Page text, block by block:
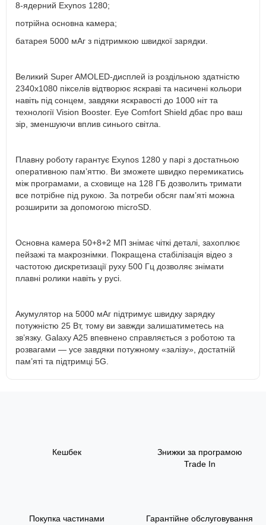
8-ядерний Exynos 1280;
потрійна основна камера;
батарея 5000 мАг з підтримкою швидкої зарядки.
Великий Super AMOLED-дисплей із роздільною здатністю
2340х1080 пікселів відтворює яскраві та насичені кольори
навіть під сонцем, завдяки яскравості до 1000 ніт та
технології Vision Booster. Eye Comfort Shield дбає про ваш
зір, зменшуючи вплив синього світла.
Плавну роботу гарантує Exynos 1280 у парі з достатньою
оперативною пам’яттю. Ви зможете швидко перемикатись
між програмами, а сховище на 128 ГБ дозволить тримати
все потрібне під рукою. За потреби обсяг пам’яті можна
розширити за допомогою microSD.
Основна камера 50+8+2 МП знімає чіткі деталі, захоплює
пейзажі та макрознімки. Покращена стабілізація відео з
частотою дискретизації руху 500 Гц дозволяє знімати
плавні ролики навіть у русі.
Акумулятор на 5000 мАг підтримує швидку зарядку
потужністю 25 Вт, тому ви завжди залишатиметесь на
зв’язку. Galaxy A25 впевнено справляється з роботою та
розвагами — усе завдяки потужному «залізу», достатній
пам’яті та підтримці 5G.
Кешбек
Знижки за програмою
Trade In
Покупка частинами
Гарантійне обслуговування